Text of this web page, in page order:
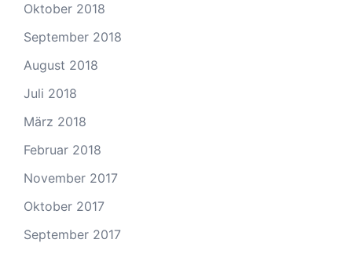
Oktober 2018
September 2018
August 2018
Juli 2018
März 2018
Februar 2018
November 2017
Oktober 2017
September 2017